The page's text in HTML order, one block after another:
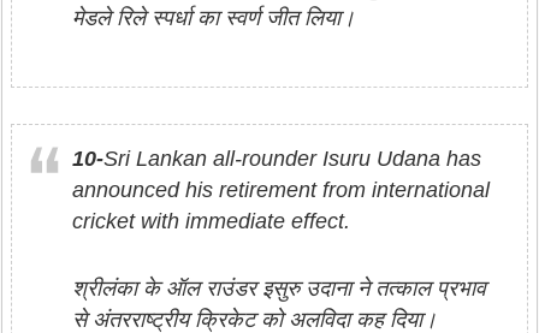
मेडले रिले स्पर्धा का स्वर्ण जीत लिया।
10-Sri Lankan all-rounder Isuru Udana has
announced his retirement from international
cricket with immediate effect.
श्रीलंका के ऑल राउंडर इसुरु उदाना ने तत्काल प्रभाव
से अंतरराष्ट्रीय क्रिकेट को अलविदा कह दिया।